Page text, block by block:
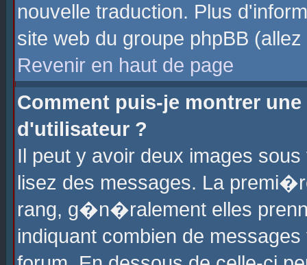
nouvelle traduction. Plus
site web du groupe phpBB
Revenir en haut de page
Comment puis-je montrer
d'utilisateur ?
Il peut y avoir deux images
lisez des messages. La
rang, g�n�ralement elles
indiquant combien de